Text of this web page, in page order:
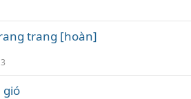
trang [hoàn]
gió